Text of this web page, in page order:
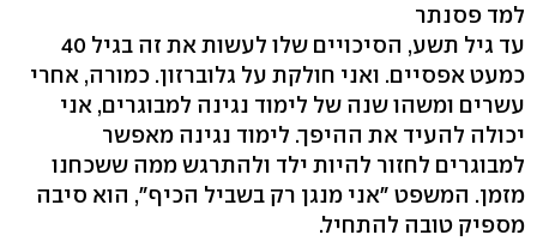
למד פסנתר
עד גיל תשע, הסיכויים שלו לעשות את זה בגיל 40
כמעט אפסיים. ואני חולקת על גלוברזון. כמורה, אחרי
עשרים ומשהו שנה של לימוד נגינה למבוגרים, אני
יכולה להעיד את ההיפך. לימוד נגינה מאפשר
למבוגרים לחזור להיות ילד ולהתרגש ממה ששכחנו
מזמן. המשפט "אני מנגן רק בשביל הכיף", הוא סיבה
מספיק טובה להתחיל.